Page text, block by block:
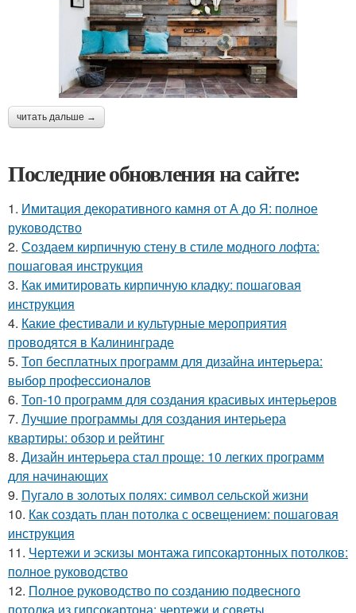
читать дальше →
Последние обновления на сайте:
1. Имитация декоративного камня от А до Я: полное
руководство
2. Создаем кирпичную стену в стиле модного лофта:
пошаговая инструкция
3. Как имитировать кирпичную кладку: пошаговая
инструкция
4. Какие фестивали и культурные мероприятия
проводятся в Калининграде
5. Топ бесплатных программ для дизайна интерьера:
выбор профессионалов
6. Топ-10 программ для создания красивых интерьеров
7. Лучшие программы для создания интерьера
квартиры: обзор и рейтинг
8. Дизайн интерьера стал проще: 10 легких программ
для начинающих
9. Пугало в золотых полях: символ сельской жизни
10. Как создать план потолка с освещением: пошаговая
инструкция
11. Чертежи и эскизы монтажа гипсокартонных потолков:
полное руководство
12. Полное руководство по созданию подвесного